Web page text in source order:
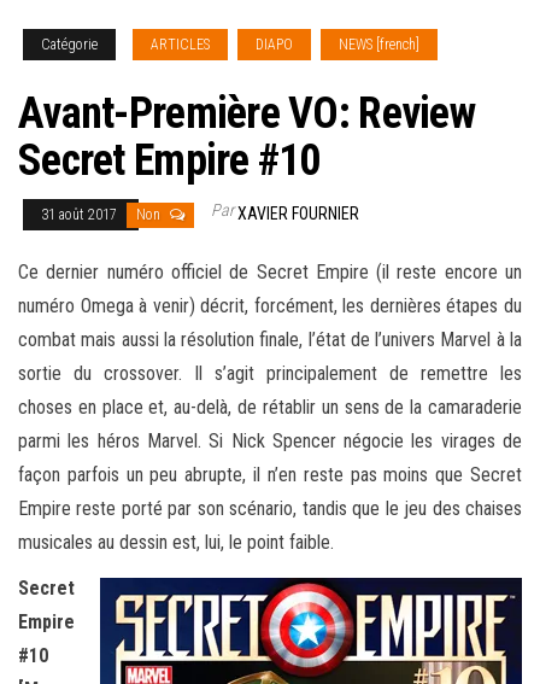
Catégorie ARTICLES DIAPO NEWS [french]
Avant-Première VO: Review
Secret Empire #10
31 août 2017 Non ParXAVIER FOURNIER
Ce dernier numéro officiel de Secret Empire (il reste encore un
numéro Omega à venir) décrit, forcément, les dernières étapes du
combat mais aussi la résolution finale, l’état de l’univers Marvel à la
sortie du crossover. Il s’agit principalement de remettre les
choses en place et, au-delà, de rétablir un sens de la camaraderie
parmi les héros Marvel. Si Nick Spencer négocie les virages de
façon parfois un peu abrupte, il n’en reste pas moins que Secret
Empire reste porté par son scénario, tandis que le jeu des chaises
musicales au dessin est, lui, le point faible.
Secret
Empire
#10